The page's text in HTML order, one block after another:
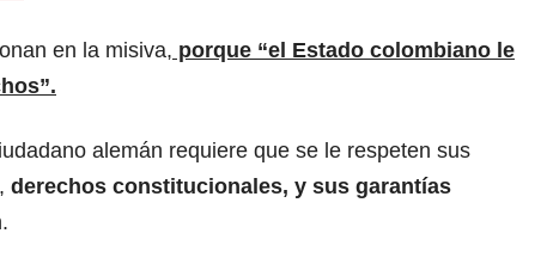
en la misiva, porque “el Estado colombiano le
alemán requiere que se le respeten sus
derechos constitucionales, y sus garantías